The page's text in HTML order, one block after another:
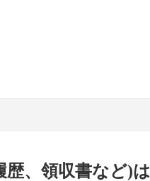
、領収書など)は